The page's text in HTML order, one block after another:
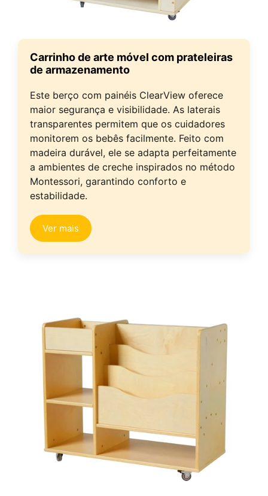
Carrinho de arte móvel com prateleiras
de armazenamento
Este berço com painéis ClearView oferece
maior segurança e visibilidade. As laterais
transparentes permitem que os cuidadores
monitorem os bebês facilmente. Feito com
madeira durável, ele se adapta perfeitamente
a ambientes de creche inspirados no método
Montessori, garantindo conforto e
estabilidade.
Ver mais